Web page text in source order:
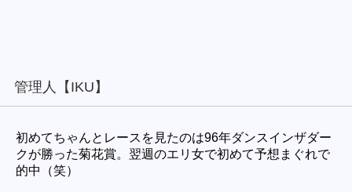
管理人【IKU】
初めてちゃんとレースを見たのは96年ダンスインザダー
クが勝った菊花賞。翌週のエリ女で初めて予想まぐれで
的中（笑）